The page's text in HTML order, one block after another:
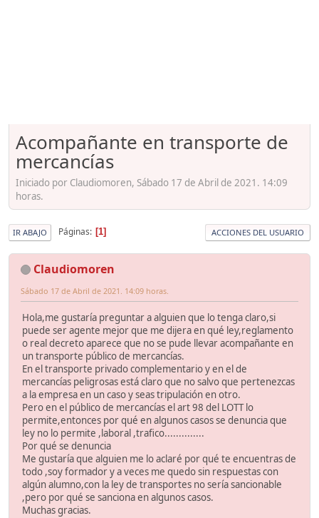
Acompañante en transporte de
mercancías
Iniciado por Claudiomoren, Sábado 17 de Abril de 2021. 14:09
horas.
IR ABAJO Páginas 1 ACCIONES DEL USUARIO
Claudiomoren
Sábado 17 de Abril de 2021. 14:09 horas.
Hola,me gustaría preguntar a alguien que lo tenga claro,si
puede ser agente mejor que me dijera en qué ley,reglamento
o real decreto aparece que no se pude llevar acompañante en
un transporte público de mercancías.
En el transporte privado complementario y en el de
mercancías peligrosas está claro que no salvo que pertenezcas
a la empresa en un caso y seas tripulación en otro.
Pero en el público de mercancías el art 98 del LOTT lo
permite,entonces por qué en algunos casos se denuncia que
ley no lo permite ,laboral ,trafico..............
Por qué se denuncia
Me gustaría que alguien me lo aclaré por qué te encuentras de
todo ,soy formador y a veces me quedo sin respuestas con
algún alumno,con la ley de transportes no sería sancionable
,pero por qué se sanciona en algunos casos.
Muchas gracias.